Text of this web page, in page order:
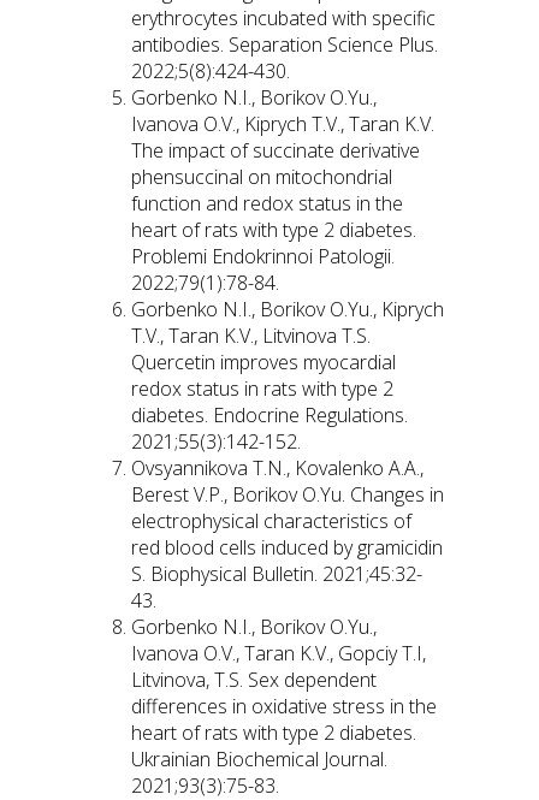
erythrocytes incubated with specific
antibodies. Separation Science Plus.
2022;5(8):424-430.
Gorbenko N.I., Borikov O.Yu.,
Ivanova О.V., Kiprych Т.V., Taran K.V.
Тhе іmрасt of succinate derivative
phensuccinal on mitochondrial
function and redox status in thе
heart of rats with type 2 diabetes.
Problemi Endokrinnoi Patologii.
2022;79(1):78-84.
Gorbenko N.I., Borikov O.Yu., Kiprych
Т.V., Taran K.V., Litvinova T.S.
Quercetin improves myocardial
redox status in rats with type 2
diabetes. Endocrine Regulations.
2021;55(3):142-152.
Ovsyannikova T.N., Kovalenko A.A.,
Berest V.P., Borikov O.Yu. Changes in
electrophysical characteristics of
red blood cells induced bу gramicidin
S. Biophysical Bulletin. 2021;45:32-
43.
Gorbenko N.I., Borikov O.Yu.,
Ivanova О.V., Taran K.V., Gopciy T.I,
Litvinova, Т.S. Sex dependent
differences in oxidative stress in the
heart of rats with type 2 diabetes.
Ukrainian Biochemical Journal.
2021;93(3):75-83.